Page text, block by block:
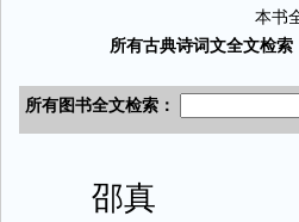
本书
邵真